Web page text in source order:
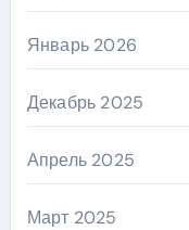
Январь 2026
Декабрь 2025
Апрель 2025
Март 2025